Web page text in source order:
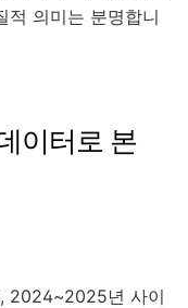
적 의미는 분명합니
이터로 본
2024~2025년 사이